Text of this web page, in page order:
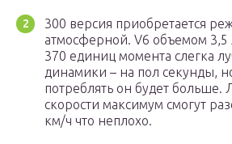
300 версия приобретается
атмосферной. V6 объемом 3,5
370 единиц момента слегка
динамики – на пол секунды,
потреблять он будет больше.
скорости максимум смогут
км/ч что неплохо.